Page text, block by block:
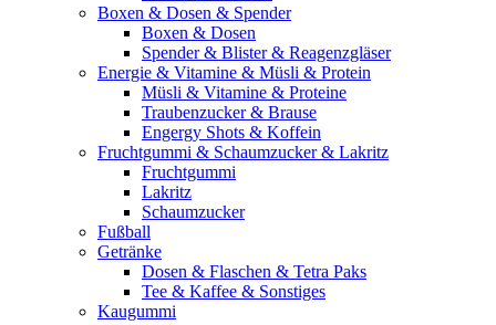
Boxen & Dosen & Spender
Boxen & Dosen
Spender & Blister & Reagenzgläser
Energie & Vitamine & Müsli & Protein
Müsli & Vitamine & Proteine
Traubenzucker & Brause
Engergy Shots & Koffein
Fruchtgummi & Schaumzucker & Lakritz
Fruchtgummi
Lakritz
Schaumzucker
Fußball
Getränke
Dosen & Flaschen & Tetra Paks
Tee & Kaffee & Sonstiges
Kaugummi